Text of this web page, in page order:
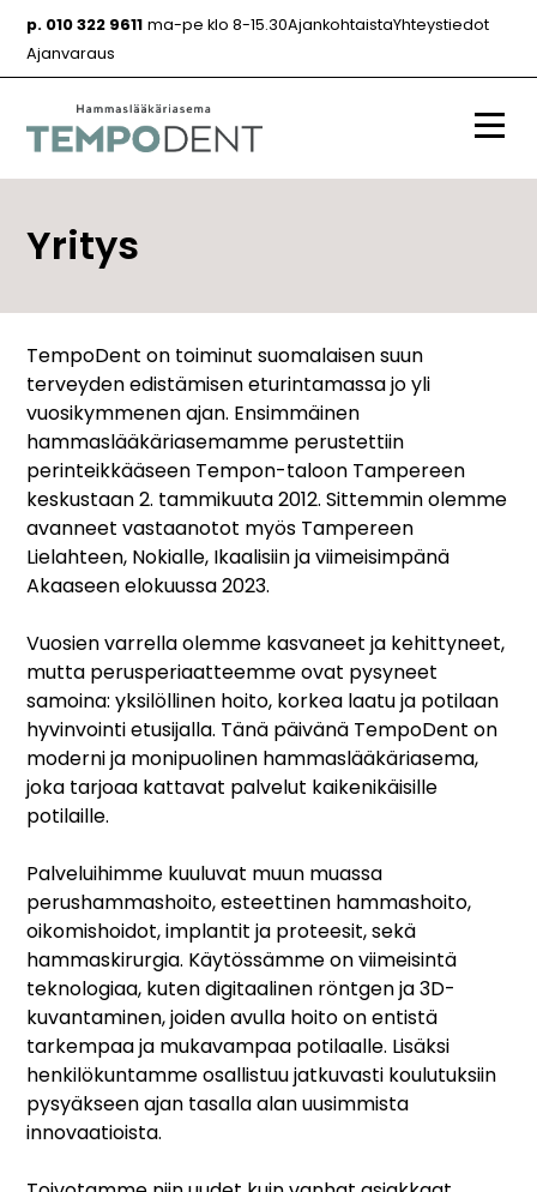
sisältöön
p. 010 322 9611 ma-pe klo 8-15.30AjankohtaistaYhteystiedot
Ajanvaraus
Yritys
TempoDent on toiminut suomalaisen suun
terveyden edistämisen eturintamassa jo yli
vuosikymmenen ajan. Ensimmäinen
hammaslääkäriasemamme perustettiin
perinteikkääseen Tempon-taloon Tampereen
keskustaan 2. tammikuuta 2012. Sittemmin olemme
avanneet vastaanotot myös Tampereen
Lielahteen, Nokialle, Ikaalisiin ja viimeisimpänä
Akaaseen elokuussa 2023.
Vuosien varrella olemme kasvaneet ja kehittyneet,
mutta perusperiaatteemme ovat pysyneet
samoina: yksilöllinen hoito, korkea laatu ja potilaan
hyvinvointi etusijalla. Tänä päivänä TempoDent on
moderni ja monipuolinen hammaslääkäriasema,
joka tarjoaa kattavat palvelut kaikenikäisille
potilaille.
Palveluihimme kuuluvat muun muassa
perushammashoito, esteettinen hammashoito,
oikomishoidot, implantit ja proteesit, sekä
hammaskirurgia. Käytössämme on viimeisintä
teknologiaa, kuten digitaalinen röntgen ja 3D-
kuvantaminen, joiden avulla hoito on entistä
tarkempaa ja mukavampaa potilaalle. Lisäksi
henkilökuntamme osallistuu jatkuvasti koulutuksiin
pysyäkseen ajan tasalla alan uusimmista
innovaatioista.